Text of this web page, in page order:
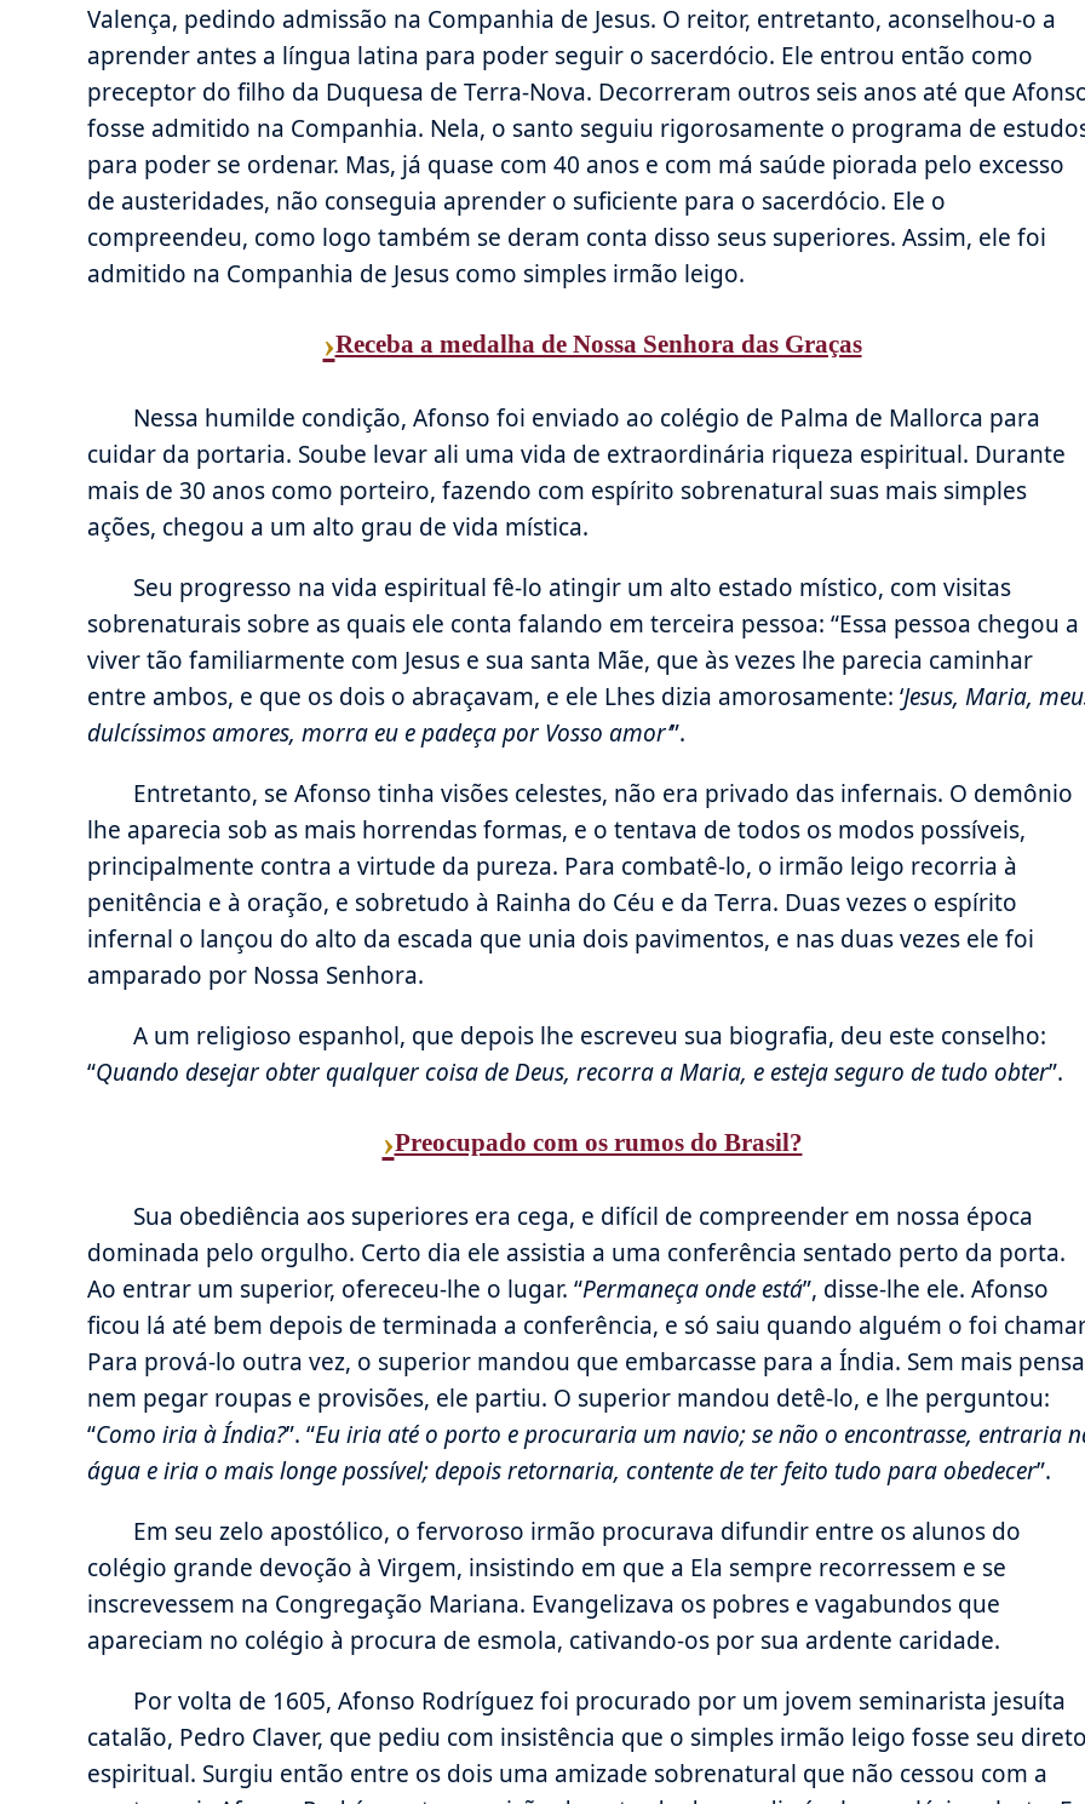
Valença, pedindo admissão na Companhia de Jesus. O reitor, entretanto, aconselhou-o a
aprender antes a língua latina para poder seguir o sacerdócio. Ele entrou então como
preceptor do filho da Duquesa de Terra-Nova. Decorreram outros seis anos até que
fosse admitido na Companhia. Nela, o santo seguiu rigorosamente o programa de
para poder se ordenar. Mas, já quase com 40 anos e com má saúde piorada pelo excesso
de austeridades, não conseguia aprender o suficiente para o sacerdócio. Ele o
compreendeu, como logo também se deram conta disso seus superiores. Assim, ele foi
admitido na Companhia de Jesus como simples irmão leigo.
›Receba a medalha de Nossa Senhora das Graças
Nessa humilde condição, Afonso foi enviado ao colégio de Palma de Mallorca para
cuidar da portaria. Soube levar ali uma vida de extraordinária riqueza espiritual. Durante
mais de 30 anos como porteiro, fazendo com espírito sobrenatural suas mais simples
ações, chegou a um alto grau de vida mística.
Seu progresso na vida espiritual fê-lo atingir um alto estado místico, com visitas
sobrenaturais sobre as quais ele conta falando em terceira pessoa: “Essa pessoa chegou a
viver tão familiarmente com Jesus e sua santa Mãe, que às vezes lhe parecia caminhar
entre ambos, e que os dois o abraçavam, e ele Lhes dizia amorosamente: ‘Jesus, Maria,
dulcíssimos amores, morra eu e padeça por Vosso amor’”.
Entretanto, se Afonso tinha visões celestes, não era privado das infernais. O demônio
lhe aparecia sob as mais horrendas formas, e o tentava de todos os modos possíveis,
principalmente contra a virtude da pureza. Para combatê-lo, o irmão leigo recorria à
penitência e à oração, e sobretudo à Rainha do Céu e da Terra. Duas vezes o espírito
infernal o lançou do alto da escada que unia dois pavimentos, e nas duas vezes ele foi
amparado por Nossa Senhora.
A um religioso espanhol, que depois lhe escreveu sua biografia, deu este conselho:
“Quando desejar obter qualquer coisa de Deus, recorra a Maria, e esteja seguro de tudo obter”.
›Preocupado com os rumos do Brasil?
Sua obediência aos superiores era cega, e difícil de compreender em nossa época
dominada pelo orgulho. Certo dia ele assistia a uma conferência sentado perto da porta.
Ao entrar um superior, ofereceu-lhe o lugar. “Permaneça onde está”, disse-lhe ele. Afonso
ficou lá até bem depois de terminada a conferência, e só saiu quando alguém o foi
Para prová-lo outra vez, o superior mandou que embarcasse para a Índia. Sem mais
nem pegar roupas e provisões, ele partiu. O superior mandou detê-lo, e lhe perguntou:
“Como iria à Índia?”. “Eu iria até o porto e procuraria um navio; se não o encontrasse, entraria
água e iria o mais longe possível; depois retornaria, contente de ter feito tudo para obedecer”.
Em seu zelo apostólico, o fervoroso irmão procurava difundir entre os alunos do
colégio grande devoção à Virgem, insistindo em que a Ela sempre recorressem e se
inscrevessem na Congregação Mariana. Evangelizava os pobres e vagabundos que
apareciam no colégio à procura de esmola, cativando-os por sua ardente caridade.
Por volta de 1605, Afonso Rodríguez foi procurado por um jovem seminarista jesuíta
catalão, Pedro Claver, que pediu com insistência que o simples irmão leigo fosse seu
espiritual. Surgiu então entre os dois uma amizade sobrenatural que não cessou com a